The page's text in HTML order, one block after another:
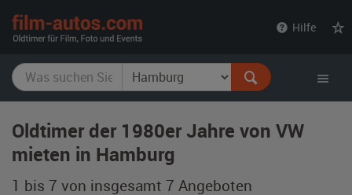
Hilfe
Oldtimer der 1980er Jahre von VW
mieten in Hamburg
1 bis 7 von insgesamt 7 Angeboten